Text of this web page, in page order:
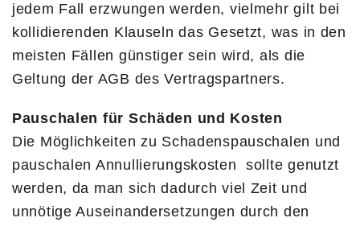
jedem Fall erzwungen werden, vielmehr gilt bei
kollidierenden Klauseln das Gesetzt, was in den
meisten Fällen günstiger sein wird, als die
Geltung der AGB des Vertragspartners.
Pauschalen für Schäden und Kosten
Die Möglichkeiten zu Schadenspauschalen und
pauschalen Annullierungskosten sollte genutzt
werden, da man sich dadurch viel Zeit und
unnötige Auseinandersetzungen durch den